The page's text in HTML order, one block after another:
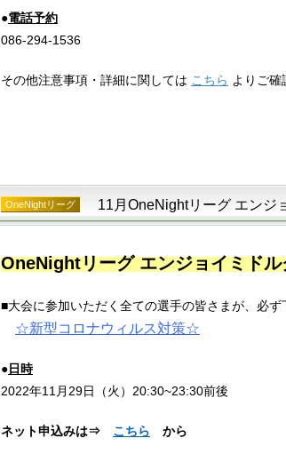
●電話予約
086-294-1536
その他注意事項・詳細に関しては こちら よりご確
OneNightリーグ 11月OneNightリーグ エンジ
OneNightリーグ エンジョイミドル
■大会に参加いただく全ての選手の皆さまが、必
☆新型コロナウィルス対策☆
●日時
2022年11月29日（火 ）20:30~23:30前後
ネット申込みは⇒ こちら から